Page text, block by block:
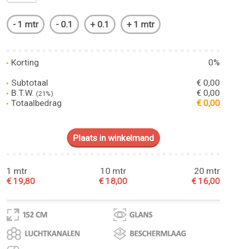
Korting
0%
Subtotaal
€ 0,00
B.T.W.(21%)
€ 0,00
Totaalbedrag
€ 0,00
1 mtr
€ 19,80
10 mtr
€ 18,00
20 mtr
€ 16,00